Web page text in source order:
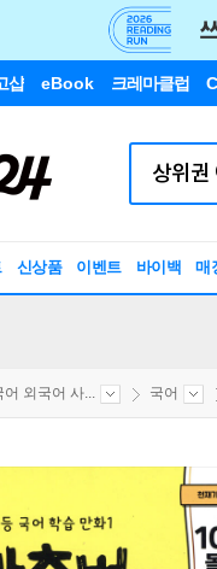
샵 eBook 크레마클럽
신상품 이벤트 바이백 매
어 외국어 사... 국어